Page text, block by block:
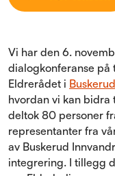
Vi har den 6.
dialogkonferanse på
Eldrerådet i
hvordan vi kan bidra
deltok 80 personer
representanter fra
av Buskerud
integrering. I tillegg